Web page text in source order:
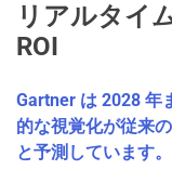
リアルタイ
ROI
Gartner は 2028 年
的な視覚化が従来
と予測しています。